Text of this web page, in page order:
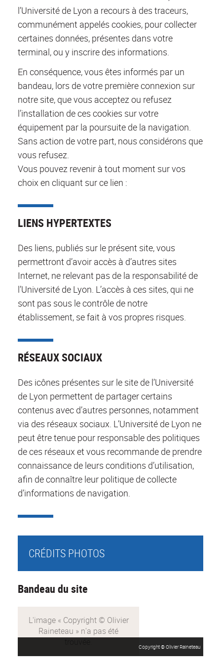
l’Université de Lyon a recours à des traceurs,
communément appelés cookies, pour collecter
certaines données, présentes dans votre
terminal, ou y inscrire des informations.
En conséquence, vous êtes informés par un
bandeau, lors de votre première connexion sur
notre site, que vous acceptez ou refusez
l’installation de ces cookies sur votre
équipement par la poursuite de la navigation.
Sans action de votre part, nous considérons que
vous refusez.
Vous pouvez revenir à tout moment sur vos
choix en cliquant sur ce lien :
LIENS HYPERTEXTES
Des liens, publiés sur le présent site, vous
permettront d’avoir accès à d’autres sites
Internet, ne relevant pas de la responsabilité de
l’Université de Lyon. L’accès à ces sites, qui ne
sont pas sous le contrôle de notre
établissement, se fait à vos propres risques.
RÉSEAUX SOCIAUX
Des icônes présentes sur le site de l’Université
de Lyon permettent de partager certains
contenus avec d’autres personnes, notamment
via des réseaux sociaux. L’Université de Lyon ne
peut être tenue pour responsable des politiques
de ces réseaux et vous recommande de prendre
connaissance de leurs conditions d’utilisation,
afin de connaître leur politique de collecte
d’informations de navigation.
CRÉDITS PHOTOS
Bandeau du site
Copyright © Olivier Raineteau